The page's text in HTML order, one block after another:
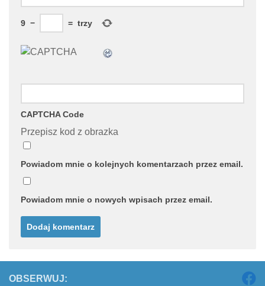
9 − = trzy
CAPTCHA Code
Przepisz kod z obrazka
Powiadom mnie o kolejnych komentarzach przez email.
Powiadom mnie o nowych wpisach przez email.
OBSERWUJ: